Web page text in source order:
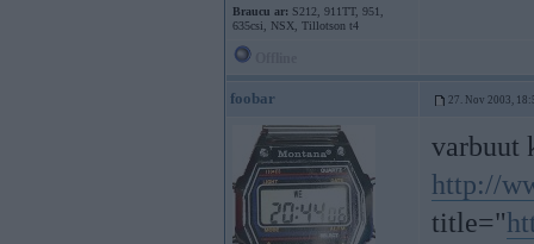
Braucu ar: S212, 911TT, 951,
635csi, NSX, Tillotson t4
foobar 27. Nov 2003,
varbuut
http://
title="